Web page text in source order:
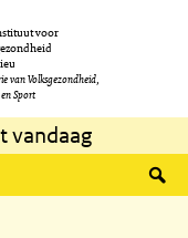
voor
van Volksgezondheid,
Sport
vandaag